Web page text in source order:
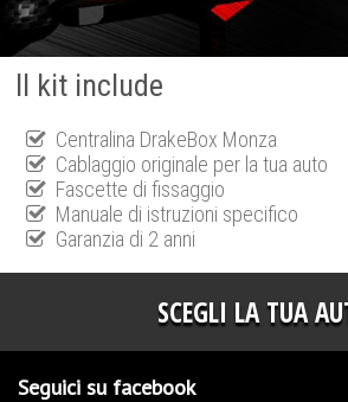
Il kit include
Centralina DrakeBox Monza
Cablaggio originale per la tua auto
Fascette di fissaggio
Manuale di istruzioni specifico
Garanzia di 2 anni
SCEGLI LA TUA
Seguici su facebook